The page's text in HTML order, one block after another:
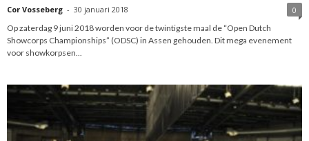
Cor Vosseberg - 30 januari 2018
0
Op zaterdag 9 juni 2018 worden voor de twintigste maal de “Open Dutch
Showcorps Championships” (ODSC) in Assen gehouden. Dit mega evenement
voor showkorpsen...